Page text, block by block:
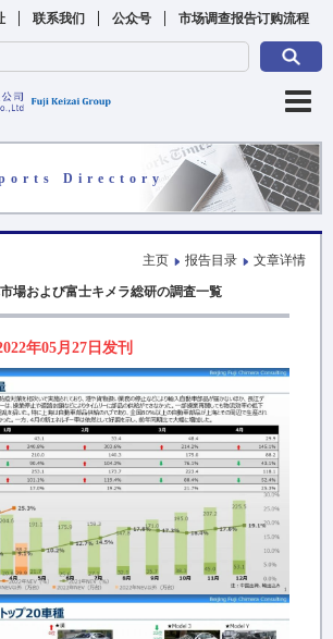
联系我们 公众号 市场调查报告订购流程
Directory
主页 报告目录 文章详情
場および富士キメラ総研の調査一覧
年05月27日发刊